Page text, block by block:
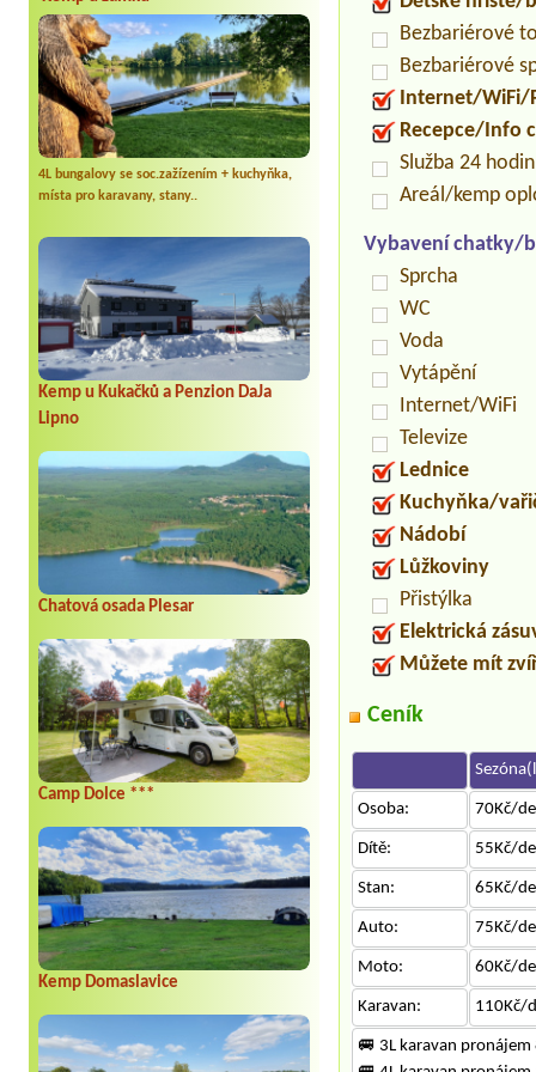
4L bungalovy se soc.zažízením + kuchyňka,
místa pro karavany, stany..
Kemp u Kukačků a Penzion DaJa
Lipno
Chatová osada Plesar
Camp Dolce ***
Kemp Domaslavice
Bezbariérové
Bezbariérové
Internet/WiFi/
Recepce/Info
Služba 24
Areál/kemp
Vybavení chatky/
Sprcha
WC
Voda
Vytápění
Internet/WiFi
Televize
Lednice
Kuchyňka/
Nádobí
Lůžkoviny
Přistýlka
Elektrická
Můžete mít
Ceník
Osoba: 70Kč/
Dítě: 55Kč/
Stan: 65Kč/
Auto: 75Kč/
Moto: 60Kč/
Karavan: 110Kč/
🚐 3L karavan